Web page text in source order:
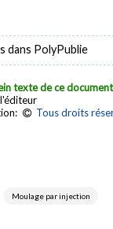
dans PolyPublie
texte de ce document
Tous droits
Moulage par injection